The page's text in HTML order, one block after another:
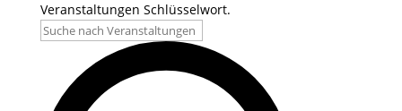
Veranstaltungen Schlüsselwort.